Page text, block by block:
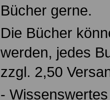
Bücher gerne.
Die Bücher
werden, jedes
zzgl. 2,50
-